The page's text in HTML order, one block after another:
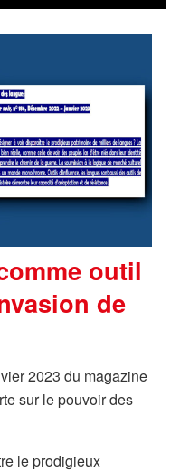
outil
de
2023 du magazine
sur le pouvoir des
le prodigieux